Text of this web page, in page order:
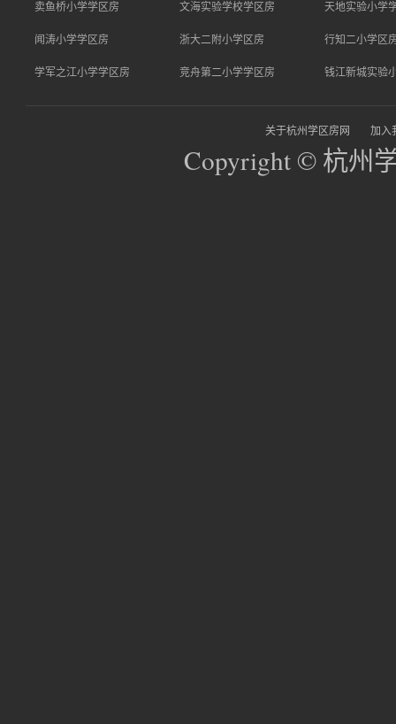
卖鱼桥小学学区房 文海实验学校学区房 天地实验小学
闻涛小学学区房 浙大二附小学区房 行知二小学区
学军之江小学学区房 竞舟第二小学学区房 钱江新城实验
关于杭州学区房网 加入
Copyright © 杭州